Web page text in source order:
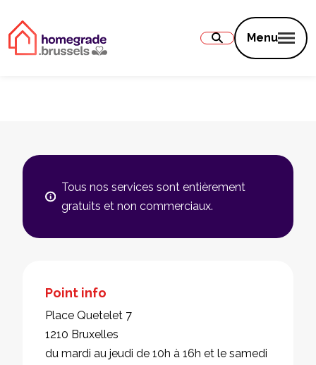
Menu
Tous nos services sont entièrement
gratuits et non commerciaux.
Point info
Place Quetelet 7
1210 Bruxelles
du mardi au jeudi de 10h à 16h et le samedi